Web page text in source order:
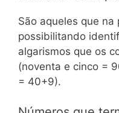
São aqueles que
possibilitando
algarismos que os
(noventa e cinco =
= 40+9).